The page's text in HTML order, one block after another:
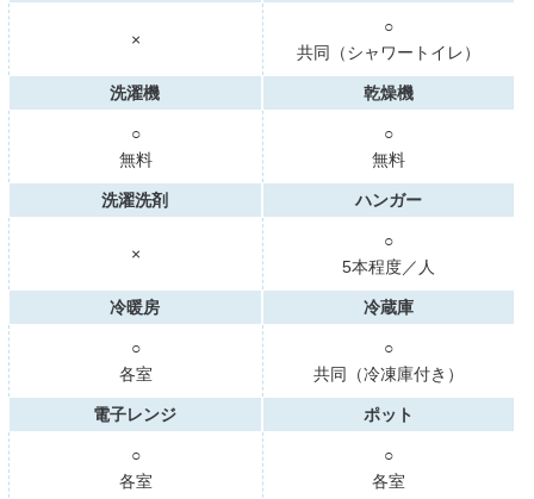
×
○
共同（シャワートイレ）
洗濯機
○
無料
乾燥機
○
無料
洗濯洗剤
×
ハンガー
○
5本程度／人
冷暖房
○
各室
冷蔵庫
○
共同（冷凍庫付き）
電子レンジ
○
各室
ポット
○
各室